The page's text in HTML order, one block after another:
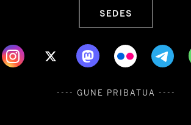
SEDES
---- GUNE PRIBATUA ----